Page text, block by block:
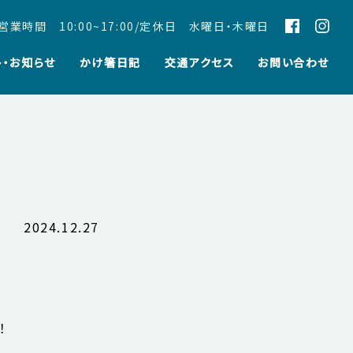
業時間 10:00~17:00/定休日 水曜日・木曜日
お知らせ かけ箸日記 交通アクセス お問い合わせ
2024.12.27